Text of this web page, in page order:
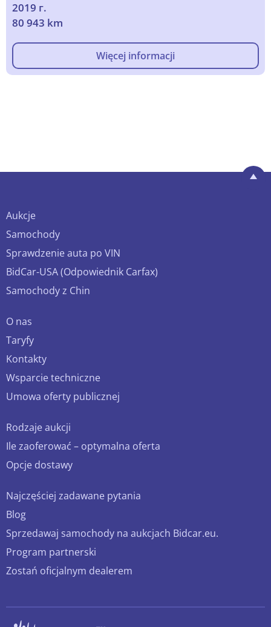
2019 г.
80 943 km
Więcej informacji
Aukcje
Samochody
Sprawdzenie auta po VIN
BidCar-USA (Odpowiednik Carfax)
Samochody z Chin
O nas
Taryfy
Kontakty
Wsparcie techniczne
Umowa oferty publicznej
Rodzaje aukcji
Ile zaoferować – optymalna oferta
Opcje dostawy
Najczęściej zadawane pytania
Blog
Sprzedawaj samochody na aukcjach Bidcar.eu.
Program partnerski
Zostań oficjalnym dealerem